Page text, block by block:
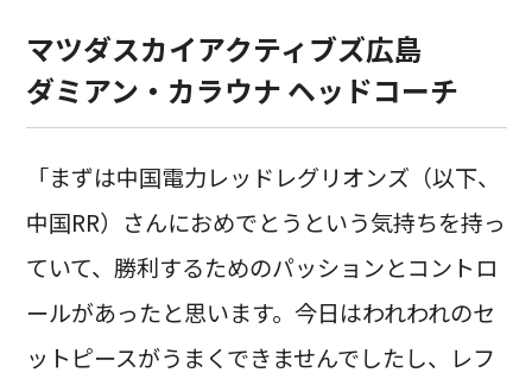
マツダスカイアクティブズ広島
ダミアン・カラウナ ヘッドコーチ
「まずは中国電力レッドレグリオンズ（以下、
中国RR）さんにおめでとうという気持ちを持っ
ていて、勝利するためのパッションとコントロ
ールがあったと思います。今日はわれわれのセ
ットピースがうまくできませんでしたし、レフ